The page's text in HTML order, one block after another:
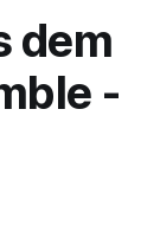
dem
-